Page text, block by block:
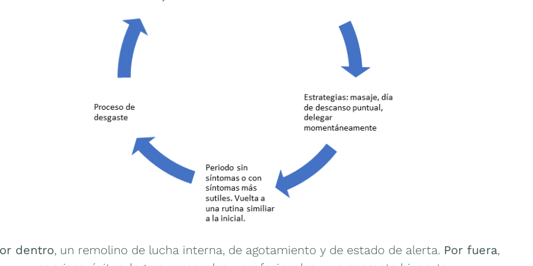
dentro, un remolino de lucha interna, de agotamiento y de estado de alerta. Por fuera,